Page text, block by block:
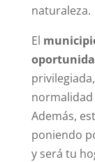
naturaleza.
El
normalidad
Además,
poniendo
y será tu